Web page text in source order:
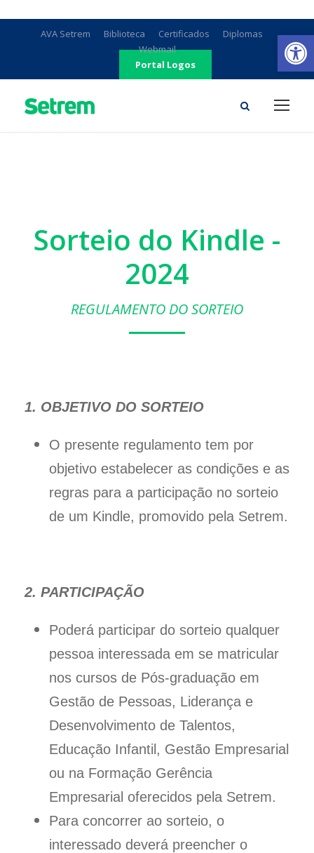
AVA Setrem Biblioteca Certificados
Diplomas
Webmail
Portal Logos
Sorteio do Kindle -
2024
REGULAMENTO DO SORTEIO
1. OBJETIVO DO SORTEIO
O presente regulamento tem por
objetivo estabelecer as condições e as
regras para a participação no sorteio
de um Kindle, promovido pela Setrem.
2. PARTICIPAÇÃO
Poderá participar do sorteio qualquer
pessoa interessada em se matricular
nos cursos de Pós-graduação em
Gestão de Pessoas, Liderança e
Desenvolvimento de Talentos,
Educação Infantil, Gestão Empresarial
ou na Formação Gerência
Empresarial oferecidos pela Setrem.
Para concorrer ao sorteio, o
interessado deverá preencher o